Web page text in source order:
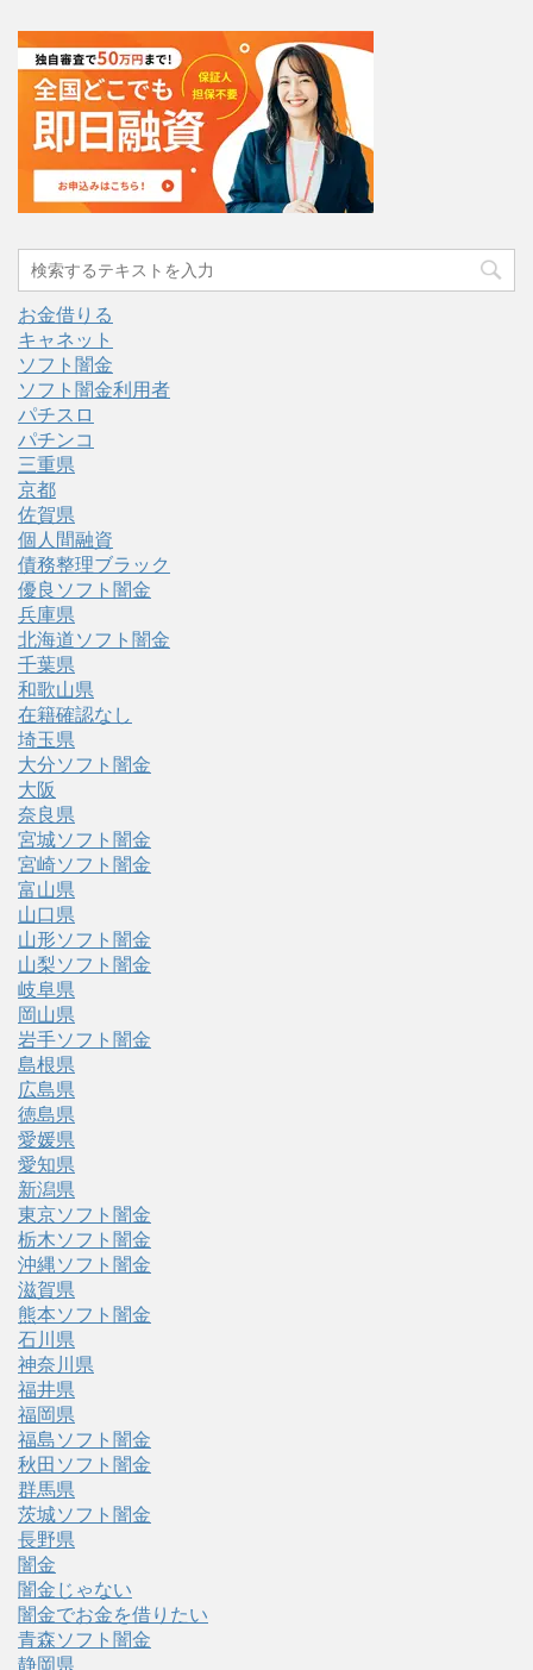
お金借りる
キャネット
ソフト闇金
ソフト闇金利用者
パチスロ
パチンコ
三重県
京都
佐賀県
個人間融資
債務整理ブラック
優良ソフト闇金
兵庫県
北海道ソフト闇金
千葉県
和歌山県
在籍確認なし
埼玉県
大分ソフト闇金
大阪
奈良県
宮城ソフト闇金
宮崎ソフト闇金
富山県
山口県
山形ソフト闇金
山梨ソフト闇金
岐阜県
岡山県
岩手ソフト闇金
島根県
広島県
徳島県
愛媛県
愛知県
新潟県
東京ソフト闇金
栃木ソフト闇金
沖縄ソフト闇金
滋賀県
熊本ソフト闇金
石川県
神奈川県
福井県
福岡県
福島ソフト闇金
秋田ソフト闇金
群馬県
茨城ソフト闇金
長野県
闇金
闇金じゃない
闇金でお金を借りたい
青森ソフト闇金
静岡県